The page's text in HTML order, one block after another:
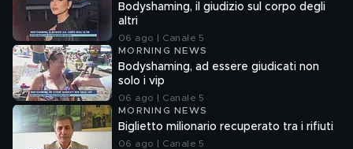
Bodyshaming, il giudizio sul corpo degli
altri
06 ago | Canale 5
MORNING NEWS
Bodyshaming, ad essere giudicati non
solo i vip
06 ago | Canale 5
MORNING NEWS
Biglietto milionario recuperato tra i rifiuti
06 ago | Canale 5